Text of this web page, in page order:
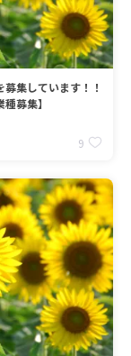
集しています！！
募集】
9